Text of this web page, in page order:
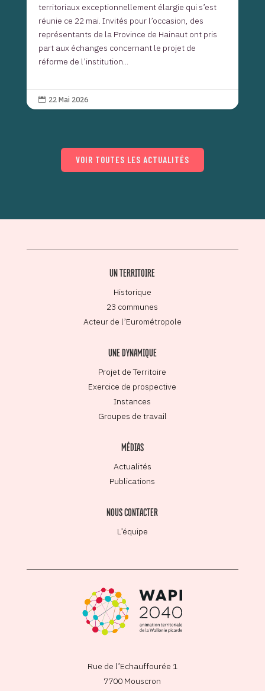
territoriaux exceptionnellement élargie qui s’est
réunie ce 22 mai. Invités pour l’occasion, des
représentants de la Province de Hainaut ont pris
part aux échanges concernant le projet de
réforme de l’institution...
 22 Mai 2026
VOIR TOUTES LES ACTUALITÉS
UN TERRITOIRE
Historique
23 communes
Acteur de l’Eurométropole
UNE DYNAMIQUE
Projet de Territoire
Exercice de prospective
Instances
Groupes de travail
MÉDIAS
Actualités
Publications
NOUS CONTACTER
L’équipe
Rue de l’Echauffourée 1
7700 Mouscron